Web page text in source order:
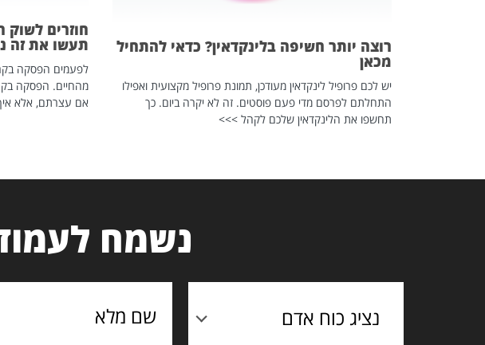
רוצה יותר חשיפה בלינקדאין? כדאי להתחיל
מכאן
יש לכם פרופיל לינקדאין מעודכן, תמונת פרופיל מקצועית ואפילו
התחלתם לפרסם מדי פעם פוסטים. זה לא יקרה ביום. כך
תחשפו את הלינקדאין שלכם לקהל >>>
חוזרים
תעשו את זה
לפעמים הפסקה
מהחיים. הפסקה
אם עצרתם, אלא
נשמח
נציג כוח אדם